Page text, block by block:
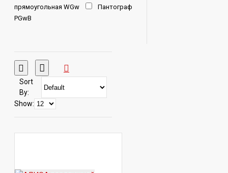
прямоугольная WGw
Пантограф
PGwB
Sort
By:
Show: